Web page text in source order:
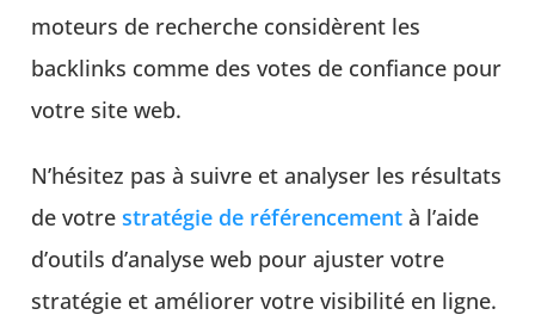
moteurs de recherche considèrent les
backlinks comme des votes de confiance pour
votre site web.
N’hésitez pas à suivre et analyser les résultats
de votrestratégie de référencement à l’aide
d’outils d’analyse web pour ajuster votre
stratégie et améliorer votre visibilité en ligne.